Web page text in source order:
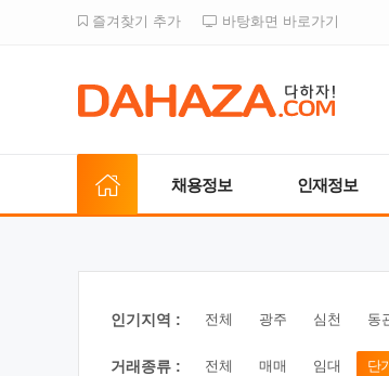
즐겨찾기 추가 바탕화면 바로가기
채용정보 인재정보
인기지역 : 전체 광주 심천 동
거래종류 : 전체 매매 임대 단